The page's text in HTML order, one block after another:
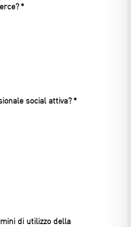
social attiva?
di utilizzo della